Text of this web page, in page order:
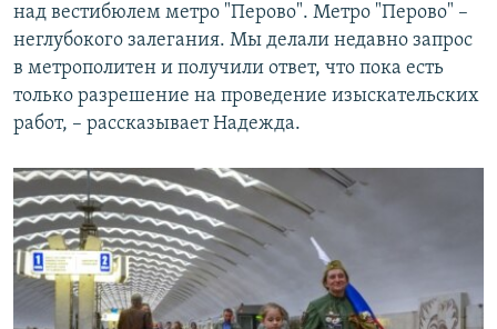
над вестибюлем метро "Перово". Метро "Перово" –
неглубокого залегания. Мы делали недавно запрос
в метрополитен и получили ответ, что пока есть
только разрешение на проведение изыскательских
работ, – рассказывает Надежда.